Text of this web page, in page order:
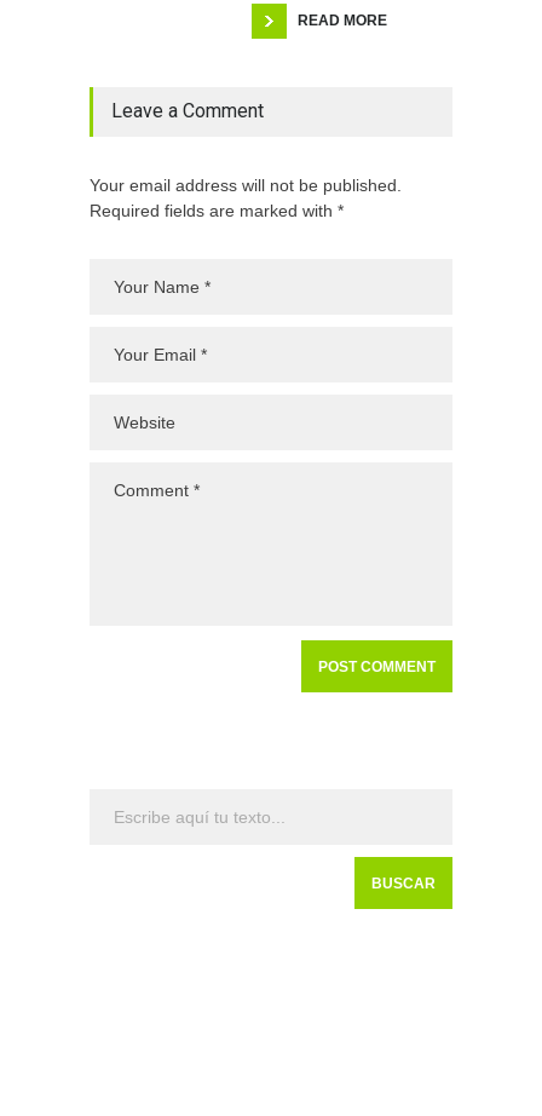
READ MORE
Leave a Comment
Your email address will not be published.
Required fields are marked with *